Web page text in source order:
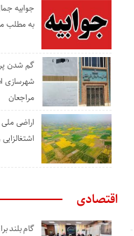
جوابیه
به مطلب
گم شدن
شهرسازی
مراجعان
اراضی
اقتصادی
گام بلند